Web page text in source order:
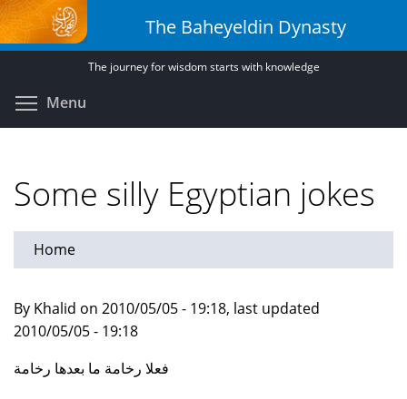
Skip
to
main
The Baheyeldin Dynasty
The journey for wisdom starts with knowledge
Menu
Some silly Egyptian jokes
Home
By Khalid on 2010/05/05 - 19:18, last updated
2010/05/05 - 19:18
فعلا رخامة ما بعدها رخامة